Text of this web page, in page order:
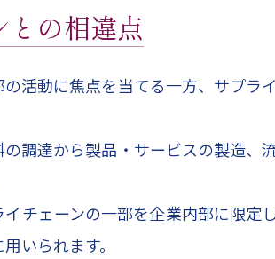
の相違点
活動に焦点を当てる一方、サプ
調達から製品・サービスの製造
チェーンの一部を企業内部に限定
いられます。